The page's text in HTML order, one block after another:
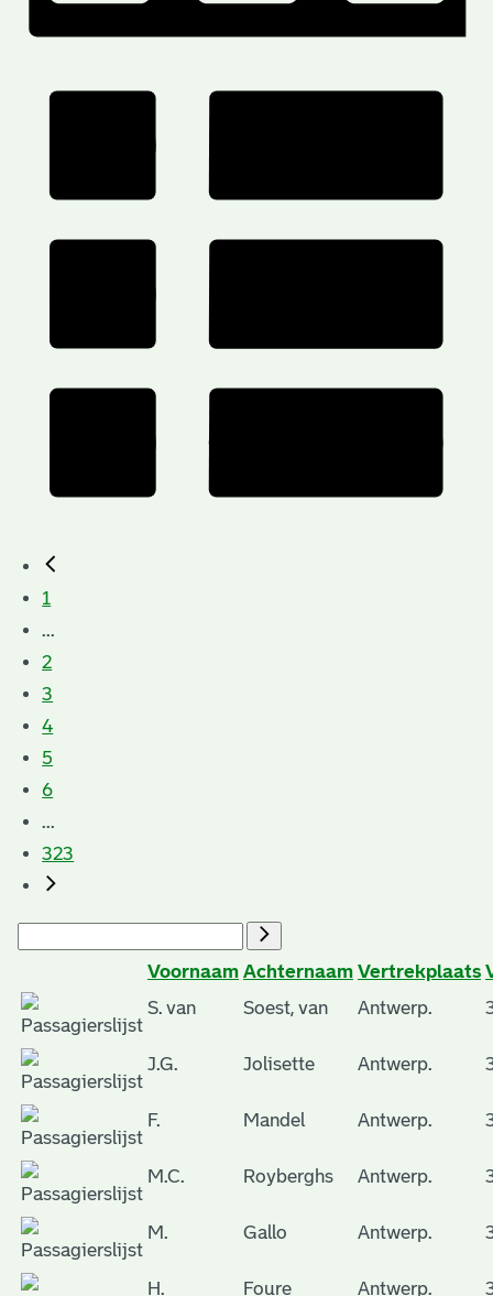
1
...
2
3
4
5
6
...
323
Voornaam Achternaam Vertrekplaats
S. van
Soest, van Antwerp.
J.G. Jolisette Antwerp.
F. Mandel Antwerp.
M.C. Royberghs Antwerp.
M. Gallo Antwerp.
H. Foure Antwerp.